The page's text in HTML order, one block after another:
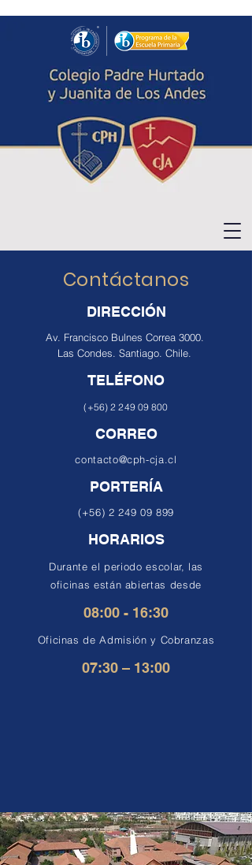
Contáctanos
DIRECCIÓN
Av. Francisco Bulnes Correa 3000.
Las Condes. Santiago. Chile.
TELÉFONO
(+56)2 249 09 800
CORREO
contacto@cph-cja.cl
PORTERÍA
(+56)2 249 09 899
HORARIOS
Durante el periodo escolar, las
oficinas están abiertas desde
08:00 - 16:30
Oficinas de Admisión y Cobranzas
07:30 – 13:00